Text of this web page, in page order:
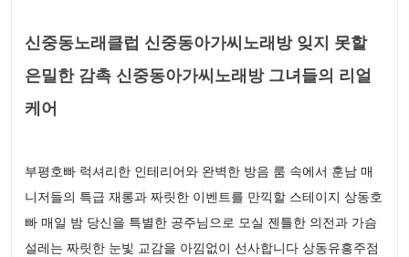
신중동노래클럽 신중동아가씨노래방 잊지 못할
은밀한 감촉 신중동아가씨노래방 그녀들의 리얼
케어
부평호빠 럭셔리한 인테리어와 완벽한 방음 룸 속에서 훈남 매
니저들의 특급 재롱과 짜릿한 이벤트를 만끽할 스테이지 상동호
빠 매일 밤 당신을 특별한 공주님으로 모실 젠틀한 의전과 가슴
설레는 짜릿한 눈빛 교감을 아낌없이 선사합니다 상동유흥주점